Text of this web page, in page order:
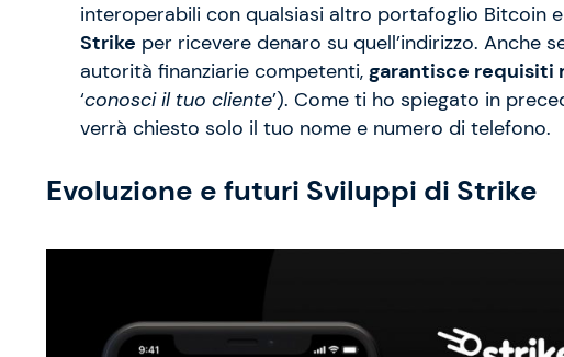
interoperabili con qualsiasi altro portafoglio Bitcoin e
Strike per ricevere denaro su quell’indirizzo. Anche
autorità finanziarie competenti, garantisce requisiti
‘conosci il tuo cliente’). Come ti ho spiegato in
verrà chiesto solo il tuo nome e numero di telefono.
Evoluzione e futuri Sviluppi di Strike